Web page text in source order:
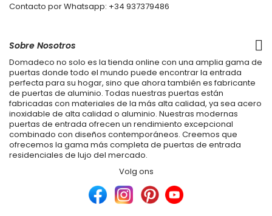
Contacto por Whatsapp: +34 937379486
Sobre Nosotros
Domadeco no solo es la tienda online con una amplia gama de
puertas donde todo el mundo puede encontrar la entrada
perfecta para su hogar, sino que ahora también es fabricante
de puertas de aluminio. Todas nuestras puertas están
fabricadas con materiales de la más alta calidad, ya sea acero
inoxidable de alta calidad o aluminio. Nuestras modernas
puertas de entrada ofrecen un rendimiento excepcional
combinado con diseños contemporáneos. Creemos que
ofrecemos la gama más completa de puertas de entrada
residenciales de lujo del mercado.
Volg ons